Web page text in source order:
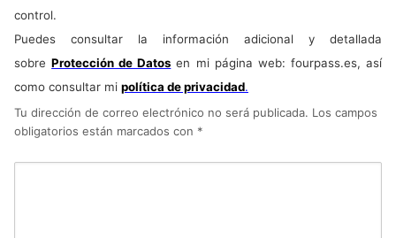
control.
Puedes consultar la información adicional y detallada
sobreProtección de Datos en mi página web: fourpass.es, así
como consultar mi política de privacidad.
Tu dirección de correo electrónico no será publicada. Los campos
obligatorios están marcados con *